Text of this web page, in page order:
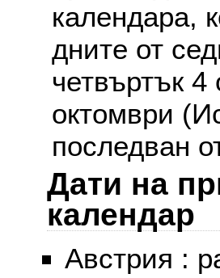
календара,
дните от
четвъртък 4
октомври
последван
Дати на
календар
Австрия :